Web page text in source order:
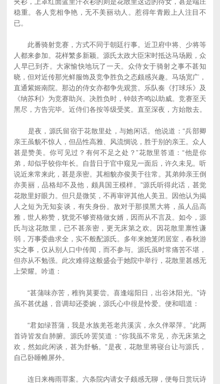
稳重。各人竞相争艳，无不美丽动人。惹得年青殿上人注目不
已。
此番骑射竞赛，方式不同于朝廷行事。近卫府中将、少将等
人都来参加。花样繁多新颖。源氏太政大臣宋时抵达马场殿，众
人早已到齐。大家愉快地玩了一天。众侍女于骑射之事不甚知
晓，但对近传那光鲜服饰及竞争胜负之态颇感兴趣。马场宽广，
直通紫姬南院。那边的侍女亦都争先观赏。乐队奏《打球乐》及
《纳苏利》为竞赛助兴。决胜负时，钟鼓齐鸣以助威。竞赛至天
黑尽，方告完毕。近侍们各按等级受奖。直至深夜，方始散去。
是夜，源氏留宿于花散里处，与她闲话。他说道：“兵部卿
亲王虽貌不惊人，但品性高雅、风流惆说，胜于别的亲王。众人
甚是赞美。你可见过？有何不足之处？”花散里答道：“他是你
弟，却似乎较你年长。自昔日于官中窥见一面后，许久未见。听
说近来常来此，甚是亲密。其相貌亦俊美于往常。其弟帅亲王倒
亦美丽，品格却不及他，颇具国王模样。”源氏听得此话，甚觉
花散里好眼力。但只是微笑，不再审评其他人美丑。因他认为揭
人之短为无知妄谈，有失身份。敌对于那摸黑大将，虽人品高
雅，世人称赞，犹觉不够资格做女婿，因而从不言及。如今，源
氏与这花散里，已不甚亲密，更无床第之欢。因花散里禀性谦
弱，万事委曲求全，实不般配源氏。多年来她笼闭居室，春秋游
实之事，仅从别人口中传闻，而不参与。源氏虽时常痛苦不堪，
但亦从不勉强。此次难得这般盛会于她院中举行，花散里甚感无
上荣耀。吟道：
“甚蒲味亦苦，稚驹莫要尝。喜逢端阳日，出谷沐阳光。”诗
虽不甚优越，音调却还委婉，源氏心中很是怜爱。便和唱道：
“君如绿苔蒲，我是水族羌苍老共溪滨，永久伴翠萍。”此两
首诗皆发自肺腑。源氏吟罢笑道：“你我虽不常见，亦无床第之
欢，然如此闲谈，甚为舒畅。”是夜，花散里将寝台让与源氏，
自己卧睡帷屏外。
连日来梅雨罪案。六条院内请女子颇感无聊，便每日赏玩诗